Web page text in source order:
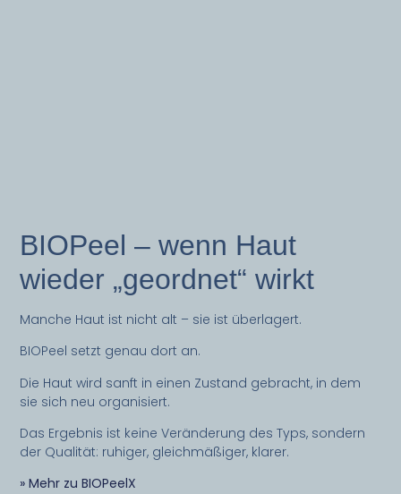
BIOPeel – wenn Haut
wieder „geordnet“ wirkt
Manche Haut ist nicht alt – sie ist überlagert.
BIOPeel setzt genau dort an.
Die Haut wird sanft in einen Zustand gebracht, in dem
sie sich neu organisiert.
Das Ergebnis ist keine Veränderung des Typs, sondern
der Qualität: ruhiger, gleichmäßiger, klarer.
» Mehr zu BIOPeelX